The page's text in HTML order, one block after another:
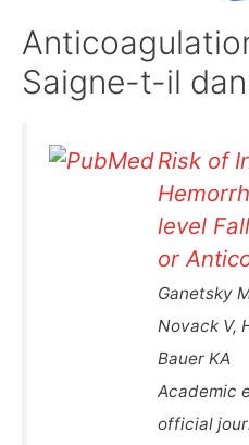
Saigne-t-il
Risk of
level
or
Ganetsky
Novack V,
Bauer KA
Academic
official